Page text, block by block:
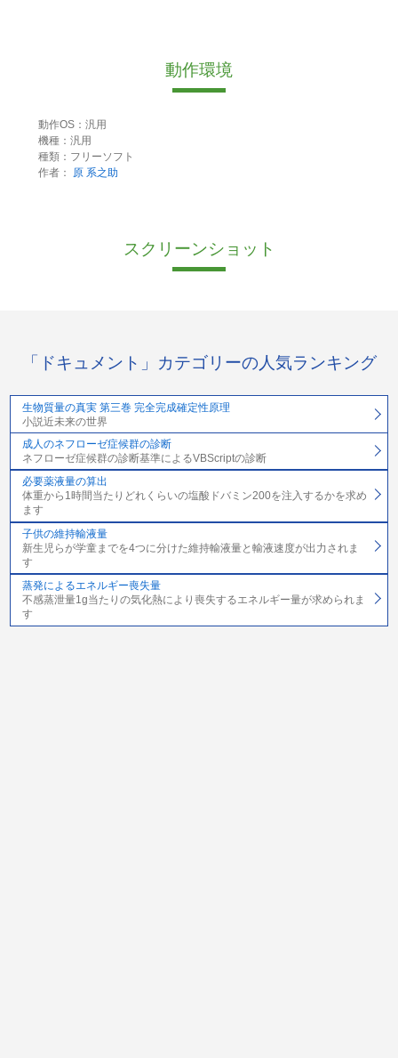
動作環境
動作OS：汎用
機種：汎用
種類：フリーソフト
作者：
原 系之助
スクリーンショット
「ドキュメント」カテゴリーの人気ランキング
生物質量の真実 第三巻 完全完成確定性原理
小説近未来の世界
成人のネフローゼ症候群の診断
ネフローゼ症候群の診断基準によるVBScriptの診断
必要薬液量の算出
体重から1時間当たりどれくらいの塩酸ドバミン200を注入するかを求め
ます
子供の維持輸液量
新生児らが学童までを4つに分けた維持輸液量と輸液速度が出力されま
す
蒸発によるエネルギー喪失量
不感蒸泄量1g当たりの気化熱により喪失するエネルギー量が求められま
す